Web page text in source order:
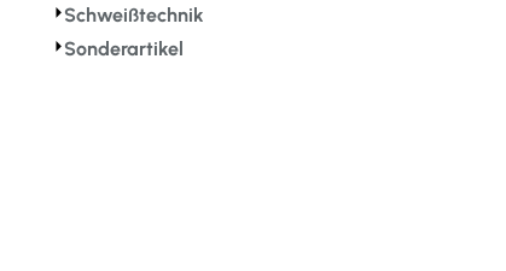
⏵Schweißtechnik
⏵Sonderartikel